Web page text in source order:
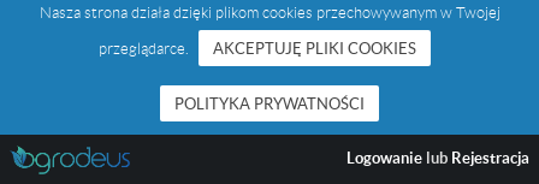
Nasza strona działa dzięki plikom cookies przechowywanym w Twojej
przeglądarce.
AKCEPTUJĘ PLIKI COOKIES
POLITYKA PRYWATNOŚCI
Logowanie lub Rejestracja